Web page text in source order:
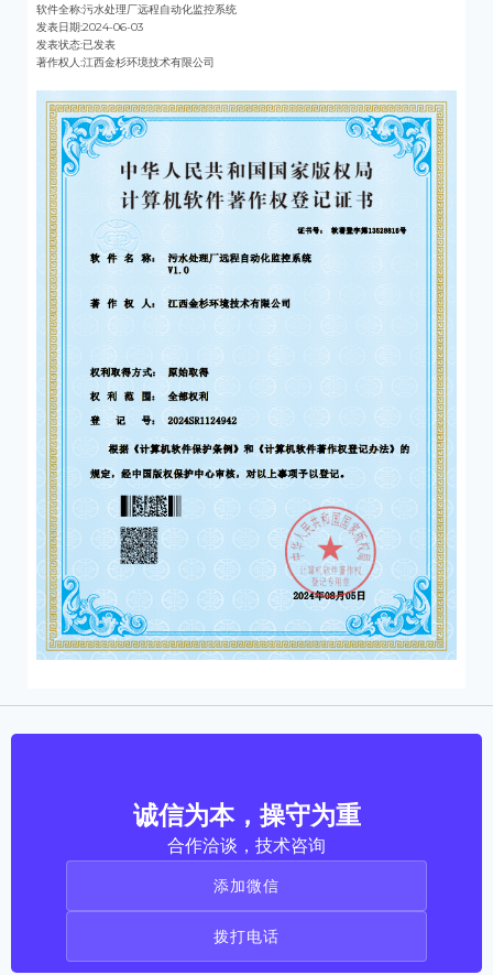
软件全称:污水处理厂远程自动化监控系统
发表日期:2024-06-03
发表状态:已发表
著作权人:江西金杉环境技术有限公司
诚信为本，操守为重
合作洽谈，技术咨询
添加微信
拨打电话